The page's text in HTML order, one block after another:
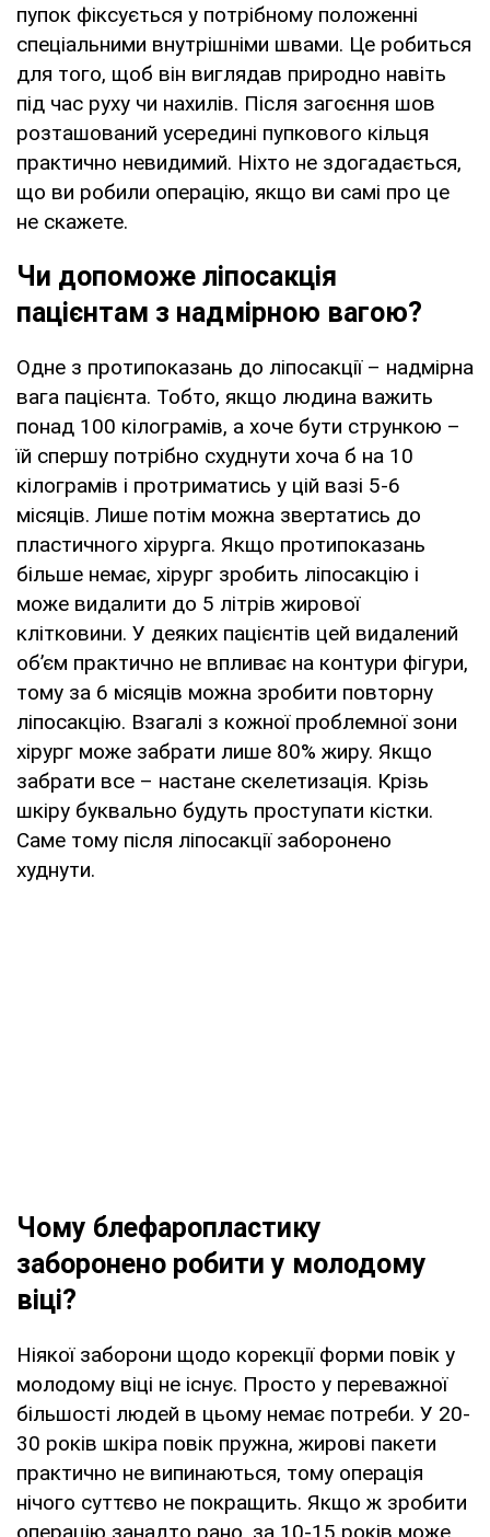
пупок фіксується у потрібному положенні
спеціальними внутрішніми швами. Це робиться
для того, щоб він виглядав природно навіть
під час руху чи нахилів. Після загоєння шов
розташований усередині пупкового кільця
практично невидимий. Ніхто не здогадається,
що ви робили операцію, якщо ви самі про це
не скажете.
Чи допоможе ліпосакція
пацієнтам з надмірною вагою?
Одне з протипоказань до ліпосакції – надмірна
вага пацієнта. Тобто, якщо людина важить
понад 100 кілограмів, а хоче бути стрункою –
їй спершу потрібно схуднути хоча б на 10
кілограмів і протриматись у цій вазі 5-6
місяців. Лише потім можна звертатись до
пластичного хірурга. Якщо протипоказань
більше немає, хірург зробить ліпосакцію і
може видалити до 5 літрів жирової
клітковини. У деяких пацієнтів цей видалений
об’єм практично не впливає на контури фігури,
тому за 6 місяців можна зробити повторну
ліпосакцію. Взагалі з кожної проблемної зони
хірург може забрати лише 80% жиру. Якщо
забрати все – настане скелетизація. Крізь
шкіру буквально будуть проступати кістки.
Саме тому після ліпосакції заборонено
худнути.
Чому блефаропластику
заборонено робити у молодому
віці?
Ніякої заборони щодо корекції форми повік у
молодому віці не існує. Просто у переважної
більшості людей в цьому немає потреби. У 20-
30 років шкіра повік пружна, жирові пакети
практично не випинаються, тому операція
нічого суттєво не покращить. Якщо ж зробити
операцію занадто рано, за 10-15 років може